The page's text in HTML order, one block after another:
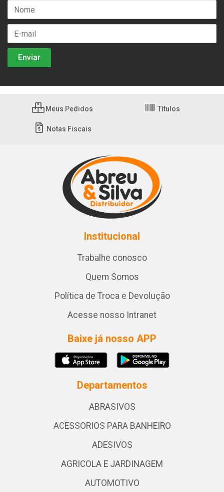
Meus Pedidos Títulos
Notas Fiscais
Institucional
Trabalhe conosco
Quem Somos
Política de Troca e Devolução
Acesse nosso Intranet
Baixe já nosso APP
Departamentos
ABRASIVOS
ACESSORIOS PARA BANHEIRO
ADESIVOS
AGRICOLA E JARDINAGEM
AUTOMOTIVO